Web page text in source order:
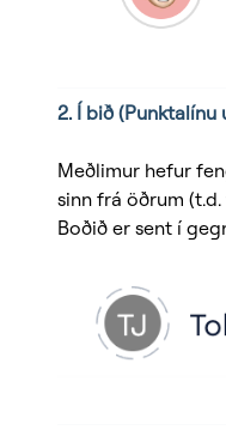
2. Í bið (Punktalínu
Meðlimur hefur
sinn frá öðrum
Boðið er sent í